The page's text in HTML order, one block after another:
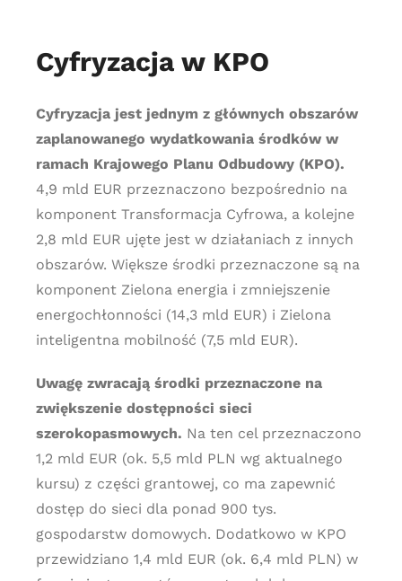
Cyfryzacja w KPO
Cyfryzacja jest jednym z głównych obszarów
zaplanowanego wydatkowania środków w
ramach Krajowego Planu Odbudowy (KPO).
4,9 mld EUR przeznaczono bezpośrednio na
komponent Transformacja Cyfrowa, a kolejne
2,8 mld EUR ujęte jest w działaniach z innych
obszarów. Większe środki przeznaczone są na
komponent Zielona energia i zmniejszenie
energochłonności (14,3 mld EUR) i Zielona
inteligentna mobilność (7,5 mld EUR).
Uwagę zwracają środki przeznaczone na
zwiększenie dostępności sieci
szerokopasmowych. Na ten cel przeznaczono
1,2 mld EUR (ok. 5,5 mld PLN wg aktualnego
kursu) z części grantowej, co ma zapewnić
dostęp do sieci dla ponad 900 tys.
gospodarstw domowych. Dodatkowo w KPO
przewidziano 1,4 mld EUR (ok. 6,4 mld PLN) w